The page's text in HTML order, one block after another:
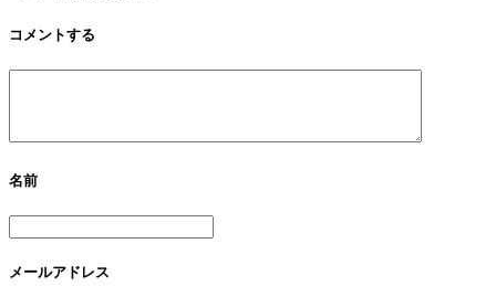
コメントする
名前
メールアドレス